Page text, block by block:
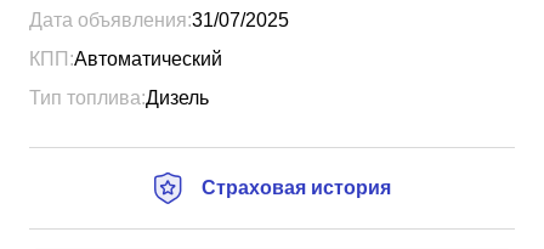
Дата объявления:31/07/2025
КПП:Автоматический
Тип топлива:Дизель
Страховая история